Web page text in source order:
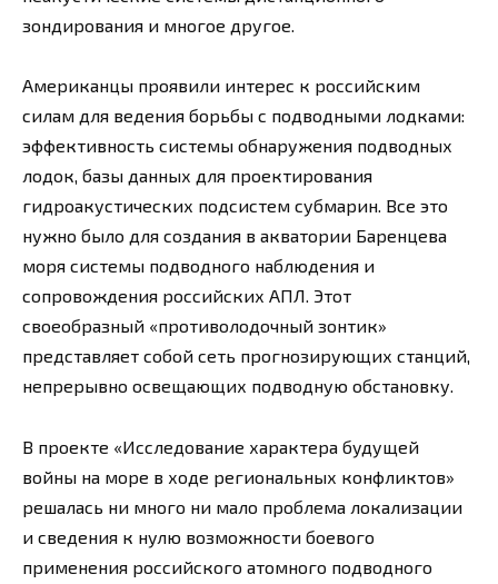
зондирования и многое другое.
Американцы проявили интерес к российским
силам для ведения борьбы с подводными лодками:
эффективность системы обнаружения подводных
лодок, базы данных для проектирования
гидроакустических подсистем субмарин. Все это
нужно было для создания в акватории Баренцева
моря системы подводного наблюдения и
сопровождения российских АПЛ. Этот
своеобразный «противолодочный зонтик»
представляет собой сеть прогнозирующих станций,
непрерывно освещающих подводную обстановку.
В проекте «Исследование характера будущей
войны на море в ходе региональных конфликтов»
решалась ни много ни мало проблема локализации
и сведения к нулю возможности боевого
применения российского атомного подводного